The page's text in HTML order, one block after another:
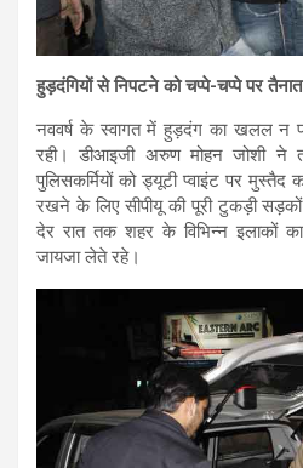
हुड़दंगियों से निपटने को चप्पे-चप्पे पर
नववर्ष के स्वागत में हुड़दंग का खलल न
रही। डीआइजी अरुण मोहन जोशी
पुलिसकर्मियों को ड्यूटी प्वाइंट पर
रखने के लिए सीपीयू की पूरी टुकड़ी
देर रात तक शहर के विभिन्न इलाकों
जायजा लेते रहे।